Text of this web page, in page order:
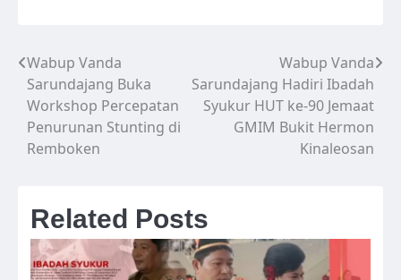
Navigasi
pos
Wabup Vanda
Sarundajang Buka
Workshop Percepatan
Penurunan Stunting di
Remboken
Wabup Vanda
Sarundajang Hadiri Ibadah
Syukur HUT ke-90 Jemaat
GMIM Bukit Hermon
Kinaleosan
Related Posts